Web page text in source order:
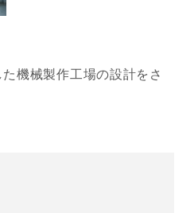
機械製作工場の設計をさ